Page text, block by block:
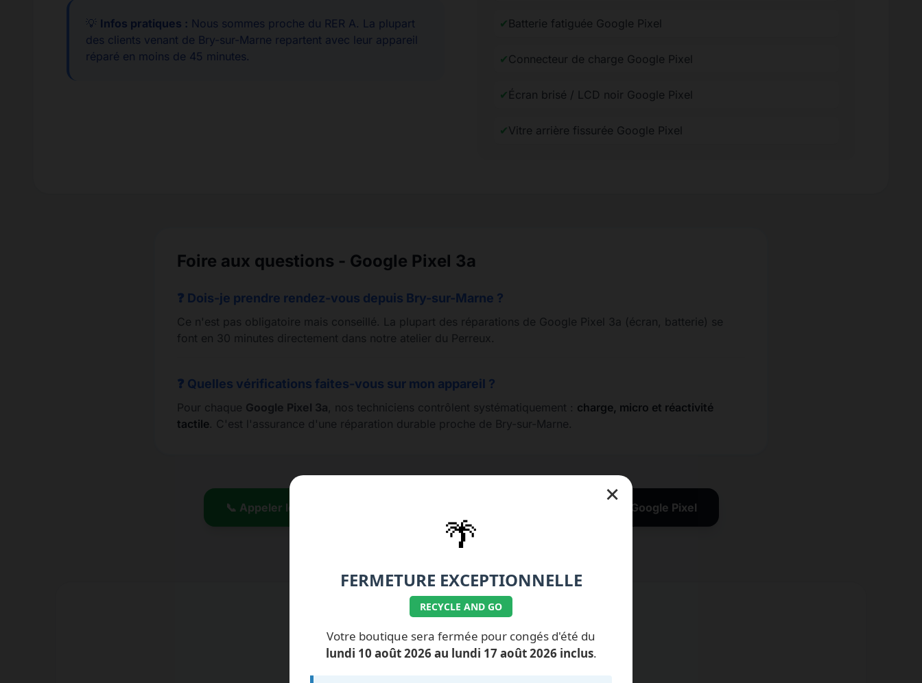
💡 Infos pratiques : Nous sommes proche du RER A. La plupart
des clients venant de Bry-sur-Marne repartent avec leur appareil
réparé en moins de 45 minutes.
✔ Batterie fatiguée Google Pixel
✔Connecteur de charge Google Pixel
✔ Écran brisé / LCD noir Google Pixel
✔Vitre arrière fissurée Google Pixel
Foire aux questions - Google Pixel 3a
❓ Dois-je prendre rendez-vous depuis Bry-sur-Marne ?
Ce n'est pas obligatoire mais conseillé. La plupart des réparations de Google Pixel 3a (écran, batterie) se
font en 30 minutes directement dans notre atelier du Perreux.
❓ Quelles vérifications faites-vous sur mon appareil ?
Pour chaque Google Pixel 3a, nos techniciens contrôlent systématiquement : charge, micro et réactivité
tactile. C'est l'assurance d'une réparation durable proche de Bry-sur-Marne.
📞 Appeler le 01.77.99.07.92 / 06.11.62.15.63 💰 Nos tarifs réparation Google Pixel
ILS NOUS FONT CONFIANCE
×
🌴
FERMETURE EXCEPTIONNELLE
RECYCLE AND GO
Votre boutique sera fermée pour congés d'été du
lundi 10 août 2026 au lundi 17 août 2026 inclus.